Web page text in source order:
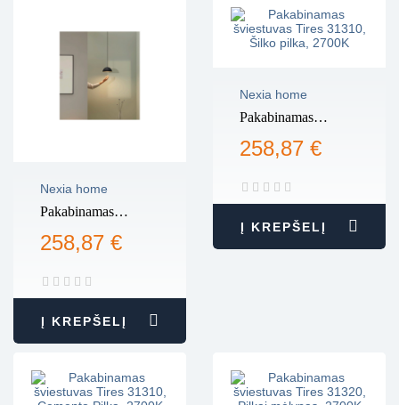
Nexia home
Pakabinamas
31310, Pilkai
258,87 €
Į KREPŠELĮ
Nexia home
Pakabinamas
31310, Šilko pilka,
258,87 €
Į KREPŠELĮ